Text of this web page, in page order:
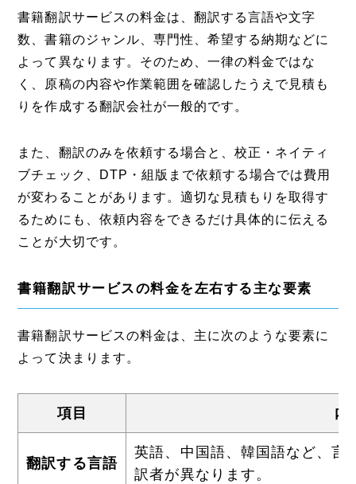
書籍翻訳サービスの料金は、翻訳する言語や文字
数、書籍のジャンル、専門性、希望する納期などに
よって異なります。そのため、一律の料金ではな
く、原稿の内容や作業範囲を確認したうえで見積も
りを作成する翻訳会社が一般的です。
また、翻訳のみを依頼する場合と、校正・ネイティ
ブチェック、DTP・組版まで依頼する場合では費用
が変わることがあります。適切な見積もりを取得す
るためにも、依頼内容をできるだけ具体的に伝える
ことが大切です。
書籍翻訳サービスの料金を左右する主な要素
書籍翻訳サービスの料金は、主に次のような要素に
よって決まります。
項目 内
翻訳する言語
英語、中国語、韓国語など、言
訳者が異なります。